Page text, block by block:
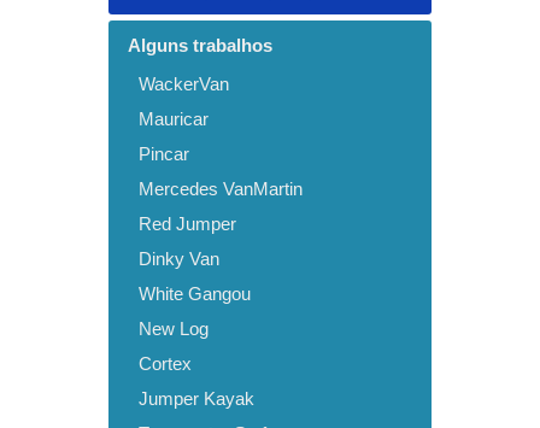
Alguns trabalhos
WackerVan
Mauricar
Pincar
Mercedes VanMartin
Red Jumper
Dinky Van
White Gangou
New Log
Cortex
Jumper Kayak